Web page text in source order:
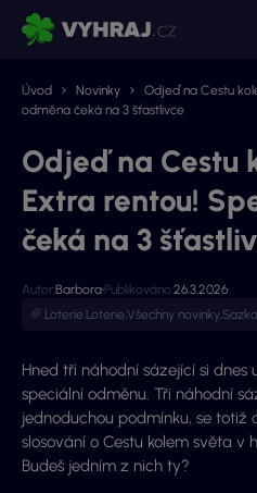
Úvod Novinky
Odjeď na Cestu
odměna čeká na 3 šťastlivce
Odjeď na Cestu
Extra rentou!
čeká na 3
Autor: Barbora Publikováno: 26.3.2026
Loterie,Loterie,Všechny novinky,
Hned tři náhodní sázející si dnes
speciální odměnu. Tři náhodní
jednoduchou podmínku, se totiž
slosování o Cestu kolem světa v
Budeš jedním z nich ty?